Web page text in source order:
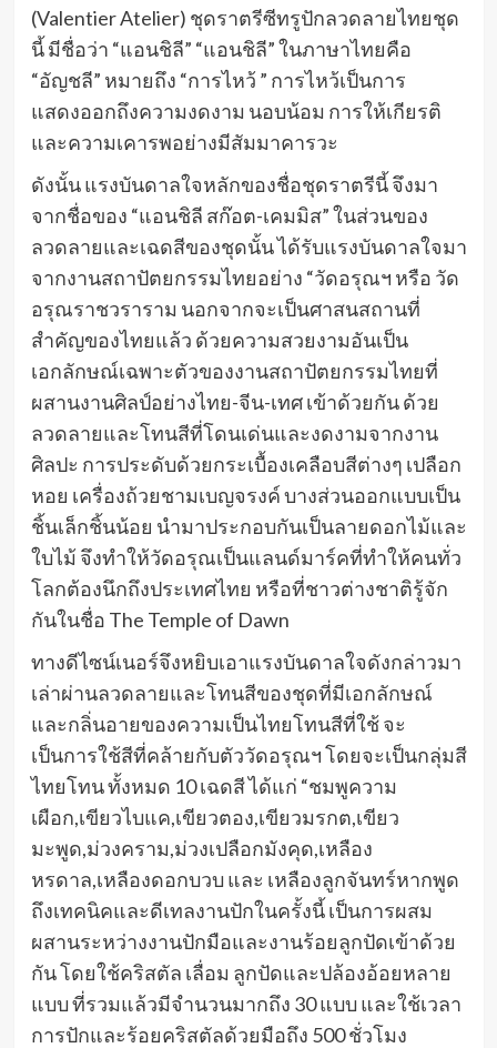
(Valentier Atelier) ชุดราตรีซีทรูปักลวดลายไทยชุด
นี้ มีชื่อว่า “แอนชิลี” “แอนชิลี” ในภาษาไทยคือ
“อัญชลี” หมายถึง “การไหว้ ” การไหว้เป็นการ
แสดงออกถึงความงดงาม นอบน้อม การให้เกียรติ
และความเคารพอย่างมีสัมมาคารวะ
ดังนั้น แรงบันดาลใจหลักของชื่อชุดราตรีนี้ จึงมา
จากชื่อของ “แอนชิลี สก๊อต-เคมมิส” ในส่วนของ
ลวดลายและเฉดสีของชุดนั้น ได้รับแรงบันดาลใจมา
จากงานสถาปัตยกรรมไทยอย่าง “วัดอรุณฯ หรือ วัด
อรุณราชวราราม นอกจากจะเป็นศาสนสถานที่
สำคัญของไทยแล้ว ด้วยความสวยงามอันเป็น
เอกลักษณ์เฉพาะตัวของงานสถาปัตยกรรมไทยที่
ผสานงานศิลป์อย่างไทย-จีน-เทศ เข้าด้วยกัน ด้วย
ลวดลายและโทนสีที่โดนเด่นและงดงามจากงาน
ศิลปะ การประดับด้วยกระเบื้องเคลือบสีต่างๆ เปลือก
หอย เครื่องถ้วยชามเบญจรงค์ บางส่วนออกแบบเป็น
ชิ้นเล็กชิ้นน้อย นำมาประกอบกันเป็นลายดอกไม้และ
ใบไม้ จึงทำให้วัดอรุณเป็นแลนด์มาร์คที่ทำให้คนทั่ว
โลกต้องนึกถึงประเทศไทย หรือที่ชาวต่างชาติรู้จัก
กันในชื่อ The Temple of Dawn
ทางดีไซน์เนอร์จึงหยิบเอาแรงบันดาลใจดังกล่าวมา
เล่าผ่านลวดลายและโทนสีของชุดที่มีเอกลักษณ์
และกลิ่นอายของความเป็นไทยโทนสีที่ใช้ จะ
เป็นการใช้สีที่คล้ายกับตัววัดอรุณฯ โดยจะเป็นกลุ่มสี
ไทยโทน ทั้งหมด 10 เฉดสี ได้แก่ “ชมพูความ
เผือก,เขียวไบแค,เขียวตอง,เขียวมรกต,เขียว
มะพูด,ม่วงคราม,ม่วงเปลือกมังคุด,เหลือง
หรดาล,เหลืองดอกบวบ และ เหลืองลูกจันทร์หากพูด
ถึงเทคนิคและดีเทลงานปักในครั้งนี้ เป็นการผสม
ผสานระหว่างงานปักมือและงานร้อยลูกปัดเข้าด้วย
กัน โดยใช้คริสตัล เลื่อม ลูกปัดและปล้องอ้อยหลาย
แบบ ที่รวมแล้วมีจำนวนมากถึง 30 แบบ และใช้เวลา
การปักและร้อยคริสตัลด้วยมือถึง 500 ชั่วโมง